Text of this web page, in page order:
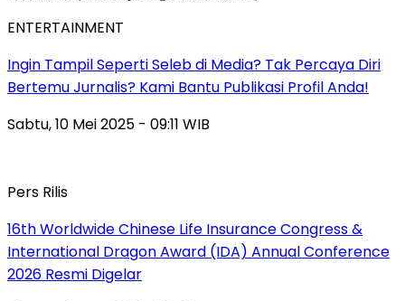
ENTERTAINMENT
Ingin Tampil Seperti Seleb di Media? Tak Percaya Diri
Bertemu Jurnalis? Kami Bantu Publikasi Profil Anda!
Sabtu, 10 Mei 2025 - 09:11 WIB
Pers Rilis
16th Worldwide Chinese Life Insurance Congress &
International Dragon Award (IDA) Annual Conference
2026 Resmi Digelar